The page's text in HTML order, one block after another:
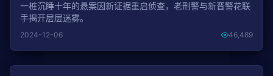
一桩沉睡十年的悬案因新证据重启侦查，老刑警与新晋警花联
手揭开层层迷雾。
2024-12-06 46,489